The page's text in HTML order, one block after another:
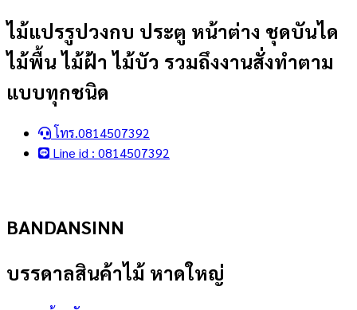
Skip
content
ไม้แปรรูปวงกบ ประตู หน้าต่าง ชุดบันได
ไม้พื้น ไม้ฝ้า ไม้บัว รวมถึงงานสั่งทำตาม
แบบทุกชนิด
โทร.0814507392
Line id : 0814507392
BANDANSINN
บรรดาลสินค้าไม้ หาดใหญ่